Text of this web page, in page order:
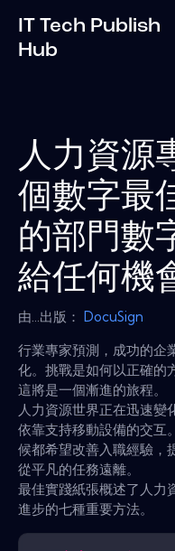
IT Tech Publish
Hub
人力資源
個數字最
的部門數
給任何機
由...出版： DocuSign
行業專家預測，成功的企
化。挑戰是如何以正確的
這將是一個漸進的旅程。
人力資源世界正在迅速變
依靠支持移動設備的交互
候都希望改善入職經驗，
從平凡的任務遠離。
最佳實踐紙張概述了人力
進步的七種重要方法。